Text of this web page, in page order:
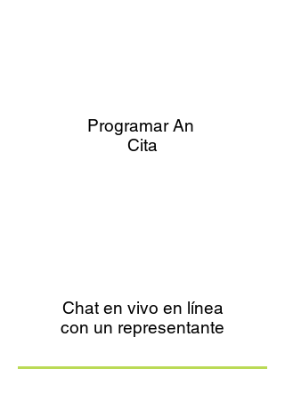
Programar An
Cita
Chat en vivo en línea
con un representante